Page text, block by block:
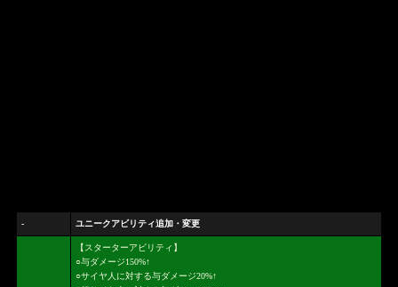
- ユニークアビリティ追加・変更
【スターターアビリティ】
○与ダメージ150%↑
○サイヤ人に対する与ダメージ20%↑